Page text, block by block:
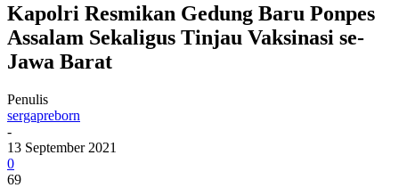
Kapolri Resmikan Gedung Baru Ponpes
Assalam Sekaligus Tinjau Vaksinasi se-
Jawa Barat
Penulis
sergapreborn
-
13 September 2021
0
69